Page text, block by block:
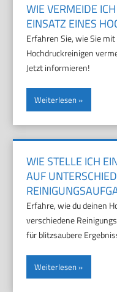
WIE VERMEIDE
EINSATZ EINES
Erfahren Sie, wie Sie
Hochdruckreinigen
Jetzt informieren!
Weiterlesen
WIE STELLE ICH
AUF
Erfahre, wie du deinen
verschiedene
für blitzsaubere
Weiterlesen